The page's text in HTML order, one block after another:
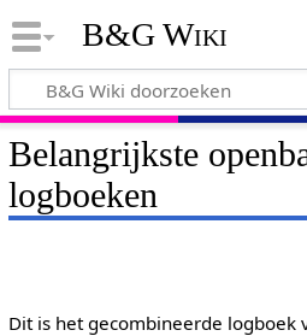
B&G Wiki
Belangrijkste
logboeken
Dit is het gecombineerde logboek